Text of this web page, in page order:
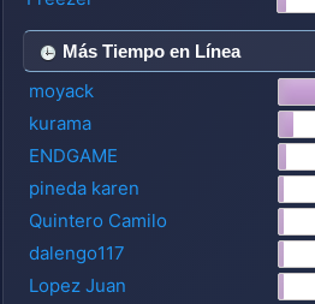
Más Tiempo en Línea
moyack
kurama
ENDGAME
pineda karen
Quintero Camilo
dalengo117
Lopez Juan